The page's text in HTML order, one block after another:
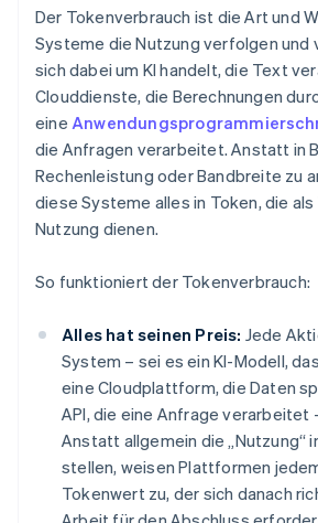
Der Tokenverbrauch ist die Art und
Systeme die Nutzung verfolgen und
sich dabei um KI handelt, die Text
Clouddienste, die Berechnungen
eine
die Anfragen verarbeitet. Anstatt in
Rechenleistung oder Bandbreite zu
diese Systeme alles in Token, die als
Nutzung dienen.
So funktioniert der Tokenverbrauch:
Alles hat seinen Preis: Jede
System – sei es ein KI-Modell,
eine Cloudplattform, die Daten
API, die eine Anfrage verarbeitet
Anstatt allgemein die „Nutzung“
stellen, weisen Plattformen
Tokenwert zu, der sich danach